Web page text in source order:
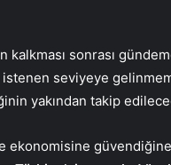
sonrası
seviyeye
yakından takip
ekonomisine